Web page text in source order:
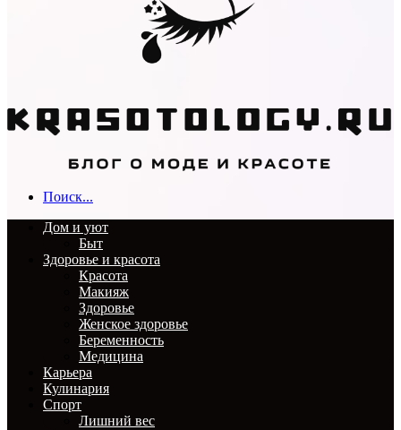
Поиск...
Дом и уют
Быт
Здоровье и красота
Красота
Макияж
Здоровье
Женское здоровье
Беременность
Медицина
Карьера
Кулинария
Спорт
Лишний вес